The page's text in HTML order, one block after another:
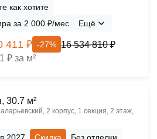
как хотите
за 2 000 ₽/мес
Ещё
411 ₽ -27% 16 534 810 ₽
₽ за м²
30.7 м²
2 корпус, 1 секция, 2 этаж,